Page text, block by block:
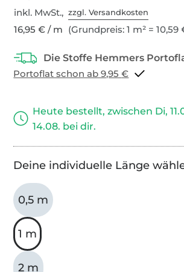
inkl. MwSt.,zzgl. Versandkosten
16,95 € / m (Grundpreis: 1 m² = 10,59
Portoflat schon ab 9,95 €
Heute bestellt, zwischen Di,
14.08. bei dir.
Deine individuelle Länge
0,5 m
1 m
2 m